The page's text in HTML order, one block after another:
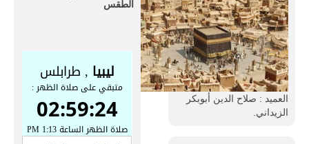
العميد : صلاح الدين أبوبكر
الزيداني.
الطقس